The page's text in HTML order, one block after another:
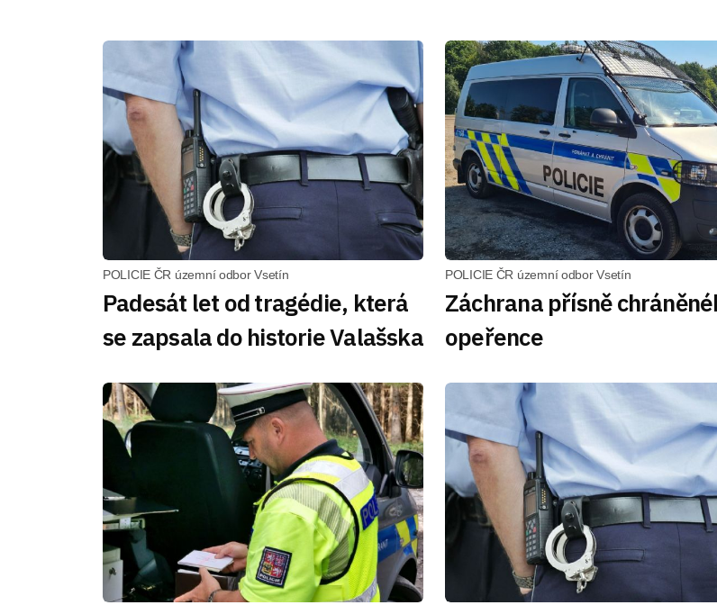
POLICIE ČR územní odbor Vsetín
Padesát let od tragédie, která
se zapsala do historie Valašska
POLICIE ČR územní odbor Vsetín
Záchrana přísně
opeřence